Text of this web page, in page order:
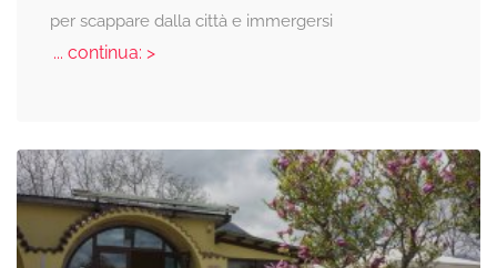
per scappare dalla città e immergersi
... continua: >